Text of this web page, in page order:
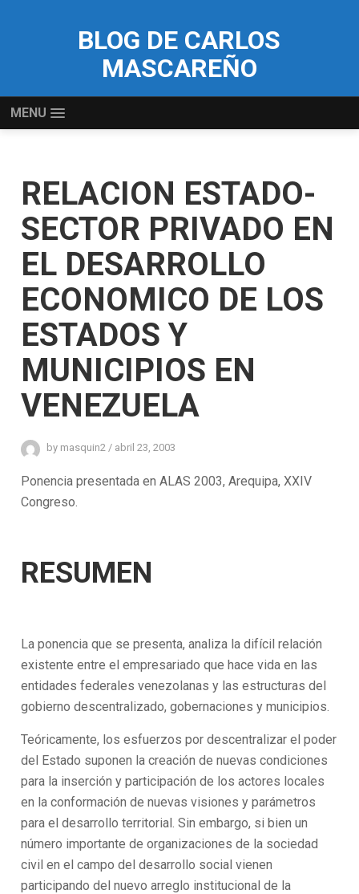
BLOG DE CARLOS
MASCAREÑO
MENU
RELACION ESTADO-
SECTOR PRIVADO EN
EL DESARROLLO
ECONOMICO DE LOS
ESTADOS Y
MUNICIPIOS EN
VENEZUELA
by masquin2 / abril 23, 2003
Ponencia presentada en ALAS 2003, Arequipa, XXIV
Congreso.
RESUMEN
La ponencia que se presenta, analiza la difícil relación
existente entre el empresariado que hace vida en las
entidades federales venezolanas y las estructuras del
gobierno descentralizado, gobernaciones y municipios.
Teóricamente, los esfuerzos por descentralizar el poder
del Estado suponen la creación de nuevas condiciones
para la inserción y participación de los actores locales
en la conformación de nuevas visiones y parámetros
para el desarrollo territorial. Sin embargo, si bien un
número importante de organizaciones de la sociedad
civil en el campo del desarrollo social vienen
participando del nuevo arreglo institucional de la